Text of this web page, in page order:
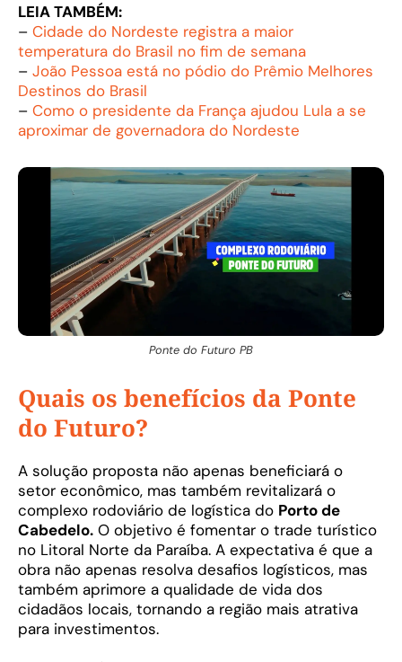
LEIA TAMBÉM:
– Cidade do Nordeste registra a maior
temperatura do Brasil no fim de semana
– João Pessoa está no pódio do Prêmio Melhores
Destinos do Brasil
– Como o presidente da França ajudou Lula a se
aproximar de governadora do Nordeste
Ponte do Futuro PB
Quais os benefícios da Ponte
do Futuro?
A solução proposta não apenas beneficiará o
setor econômico, mas também revitalizará o
complexo rodoviário de logística do Porto de
Cabedelo. O objetivo é fomentar o trade turístico
no Litoral Norte da Paraíba. A expectativa é que a
obra não apenas resolva desafios logísticos, mas
também aprimore a qualidade de vida dos
cidadãos locais, tornando a região mais atrativa
para investimentos.